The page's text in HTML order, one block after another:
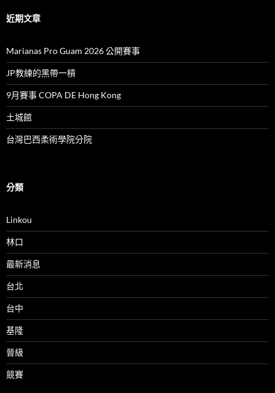
近期文章
Marianas Pro Guam 2026 公開賽事
JP教練的黑帶一槓
9月賽事 COPA DE Hong Kong
土城館
台灣巴西柔術學院分院
分類
Linkou
林口
最新消息
台北
台中
基隆
晉級
競賽